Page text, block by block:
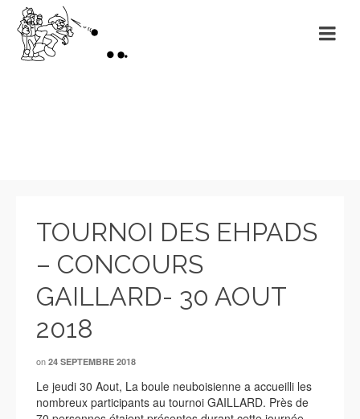
TOURNOI DES EHPADS
– CONCOURS
GAILLARD- 30 AOUT
2018
on 24 SEPTEMBRE 2018
Le jeudi 30 Aout, La boule neuboisienne a accueilli les
nombreux participants au tournoi GAILLARD. Près de